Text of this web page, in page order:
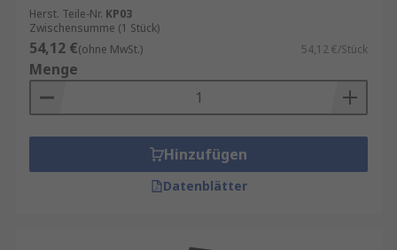
Herst. Teile-Nr. KP03
Zwischensumme (1 Stück)
54,12 €(ohne MwSt.) 54,12 €/Stück
Menge
Hinzufügen
Datenblätter